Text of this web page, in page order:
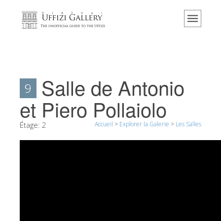
Accueil
Événements et expositions
L' avis des visiteurs
Contact
Explorer la Galerie
9 Salle de Antonio
et Piero Pollaiolo
Accueil > Explorer la Galerie > Les Salles
Étage: 2